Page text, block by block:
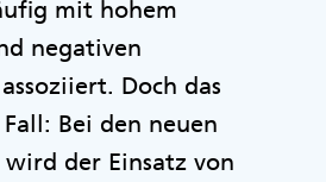
mit hohem
negativen
Doch das
Bei den neuen
der Einsatz von